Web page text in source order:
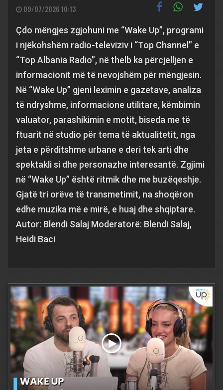
09/07/2026 10:13
Çdo mëngjes zgjohuni me “Wake Up”, programi
i njëkohshëm radio-televiziv i “Top Channel” e
“Top Albania Radio”, në thelb ka përcjelljen e
informacionit më të nevojshëm për mëngjesin.
Në “Wake Up” gjeni leximin e gazetave, analiza
të ndryshme, informacione utilitare, këmbimin
valuator, parashikimin e motit, biseda me të
ftuarit në studio për tema të aktualitetit, nga
jeta e përditshme urbane e deri tek arti dhe
spektakli si dhe personazhe interesantë. Zgjimi
në “Wake Up” është ritmik dhe me buzëqeshje.
Gjatë tri orëve të transmetimit, na shoqëron
edhe muzika më e mirë, e huaj dhe shqiptare.
Autor: Blendi Salaj Moderatorë: Blendi Salaj,
Heidi Baci